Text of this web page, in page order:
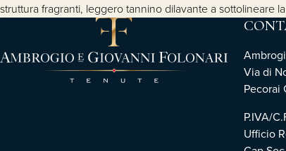
struttura fragranti, leggero tannino dilavante a sottolineare
Via di
Pecorai
P.IVA/
Ufficio